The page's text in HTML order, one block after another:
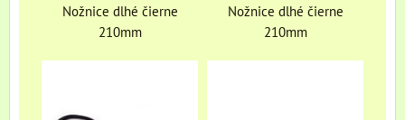
Nožnice dlhé čierne
210mm
Nožnice dlhé čierne
210mm